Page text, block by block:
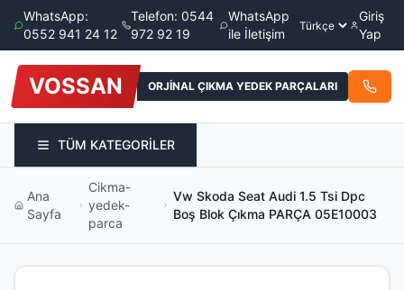
WhatsApp:
0552 941 24 12
Telefon: 0544
972 92 19
WhatsApp
ile İletişim
Giriş
Yap
VOSSAN ORJİNAL ÇIKMA YEDEK PARÇALARI
TÜM KATEGORİLER
Ana
Sayfa
Cikma-
yedek-
parca
Vw Skoda Seat Audi 1.5 Tsi Dpc
Boş Blok Çıkma PARÇA 05E10003